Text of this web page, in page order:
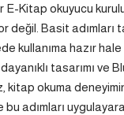
E-Kitap okuyucu
değil. Basit adımları
kullanıma hazır
tasarımı ve
kitap okuma
adımları